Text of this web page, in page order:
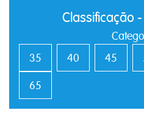
Classificação
35
40 45
65